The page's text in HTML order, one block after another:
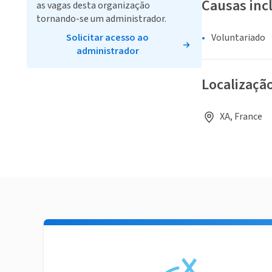
Causas
Voluntariado
XA, France
as vagas desta organização
tornando-se um administrador.
Solicitar acesso ao
administrador